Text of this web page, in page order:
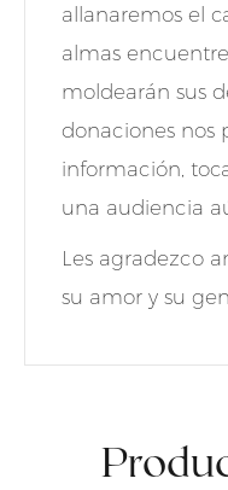
allanaremos el
almas
moldearán sus
donaciones nos
información,
una audiencia
Les agradezco
su amor y su